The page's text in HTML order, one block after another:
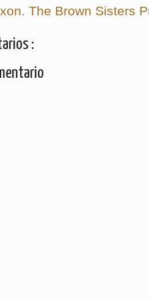
The Brown Sisters
: